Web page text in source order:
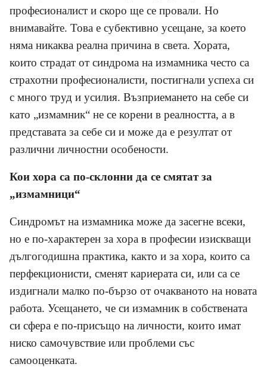
професионалист и скоро ще се провали. Но
внимавайте. Това е субективно усещане, за което
няма никаква реална причина в света. Хората,
които страдат от синдрома на измамника често са
страхотни професионалисти, постигнали успеха си
с много труд и усилия. Възприемането на себе си
като „измамник“ не се корени в реалността, а в
представата за себе си и може да е резултат от
различни личностни особености.
Кои хора са по-склонни да се смятат за
„измамници“
Синдромът на измамника може да засегне всеки,
но е по-характерен за хора в професии изискващи
дългогодишна практика, както и за хора, които са
перфекционисти, сменят кариерата си, или са се
издигнали малко по-бързо от очакваното на новата
работа. Усещането, че си измамник в собствената
си сфера е по-присъщо на личности, които имат
ниско самочувствие или проблеми със
самооценката.